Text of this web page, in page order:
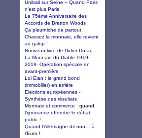
Unibail sur Seine – Quand Paris
n’est plus Paris
Le 75ème Anniversaire des
Accords de Bretton Woods
Ça pleurniche de partout.
Chassez la monnaie, elle revient
au galop !
Nouveau livre de Didier Dufau :
La Monnaie du Diable 1919-
2019. Opération spéciale en
avant-première
Loi Elan : le grand bond
(immobilier) en arrière
Elections européennes -
Synthèse des résultats
Monnaie et commerce : quand
l’ignorance effondre le débat
public !
Quand l’Allemagne dit non… à
l’Euro !